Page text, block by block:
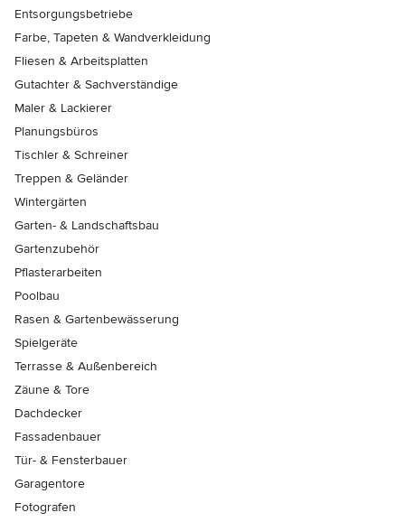
Entsorgungsbetriebe
Farbe, Tapeten & Wandverkleidung
Fliesen & Arbeitsplatten
Gutachter & Sachverständige
Maler & Lackierer
Planungsbüros
Tischler & Schreiner
Treppen & Geländer
Wintergärten
Garten- & Landschaftsbau
Gartenzubehör
Pflasterarbeiten
Poolbau
Rasen & Gartenbewässerung
Spielgeräte
Terrasse & Außenbereich
Zäune & Tore
Dachdecker
Fassadenbauer
Tür- & Fensterbauer
Garagentore
Fotografen